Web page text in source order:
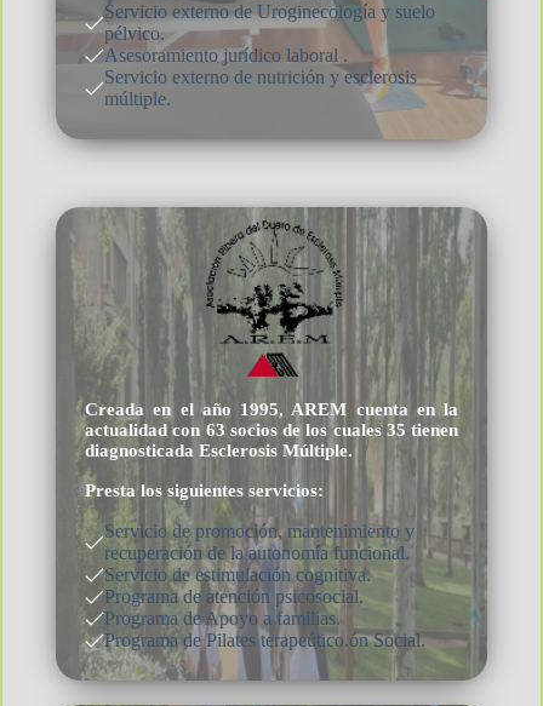
Servicio externo de Uroginecología y suelo
pélvico.
Asesoramiento jurídico laboral .
Servicio externo de nutrición y esclerosis
múltiple.
Creada en el año 1995, AREM cuenta en la
actualidad con 63 socios de los cuales 35 tienen
diagnosticada Esclerosis Múltiple.
Presta los siguientes servicios:
Servicio de promoción, mantenimiento y
recuperación de la autonomía funcional.
Servicio de estimulación cognitiva.
Programa de atención psicosocial.
Programa de Apoyo a familias.
Programa de Pilates terapeútico.ón Social.